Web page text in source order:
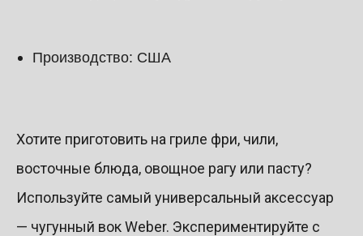
Производство: США
Хотите приготовить на гриле фри, чили,
восточные блюда, овощное рагу или пасту?
Используйте самый универсальный аксессуар
— чугунный вок Weber. Экспериментируйте с